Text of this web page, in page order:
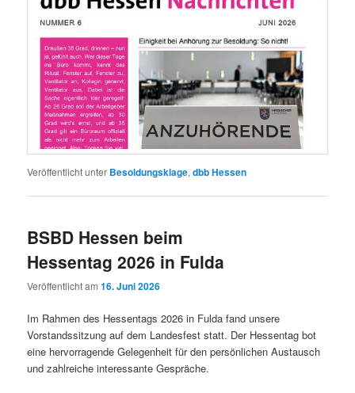
Veröffentlicht unter Besoldungsklage,dbb Hessen
BSBD Hessen beim
Hessentag 2026 in Fulda
Veröffentlicht am16. Juni 2026
Im Rahmen des Hessentags 2026 in Fulda fand unsere
Vorstandssitzung auf dem Landesfest statt. Der Hessentag bot
eine hervorragende Gelegenheit für den persönlichen Austausch
und zahlreiche interessante Gespräche.